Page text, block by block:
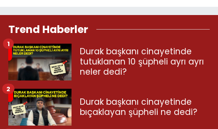
Trend Haberler
Durak başkanı cinayetinde
tutuklanan 10 şüpheli ayrı ayrı
neler dedi?
1
Durak başkanı cinayetinde
bıçaklayan şüpheli ne dedi?
2